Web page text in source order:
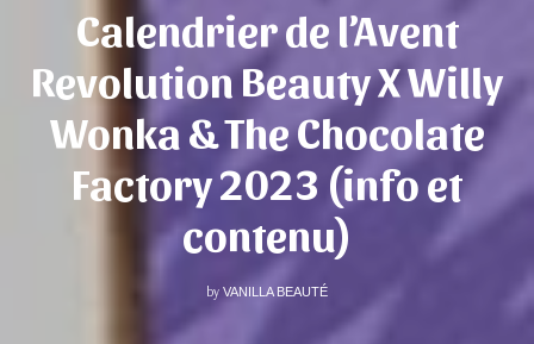
Calendrier de l’Avent
Revolution Beauty X Willy
Wonka & The Chocolate
Factory 2023 (info et
contenu)
by VANILLA BEAUTÉ